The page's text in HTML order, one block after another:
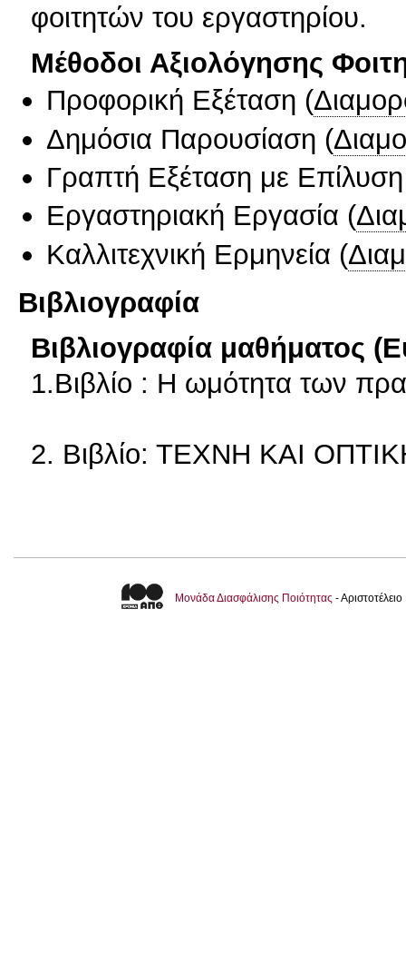
φοιτητών του εργαστηρίου.
Μέθοδοι Αξιολόγησης
Προφορική Εξέταση (
Δημόσια Παρουσίαση (
Γραπτή Εξέταση με
Εργαστηριακή Εργασία (
Καλλιτεχνική Ερμηνεία (
Βιβλιογραφία
Βιβλιογραφία μαθήματος
1.Βιβλίο : Η ωμότητα των
2. Βιβλίο: ΤΕΧΝΗ ΚΑΙ
Μονάδα Διασφάλισης Ποιότητας -